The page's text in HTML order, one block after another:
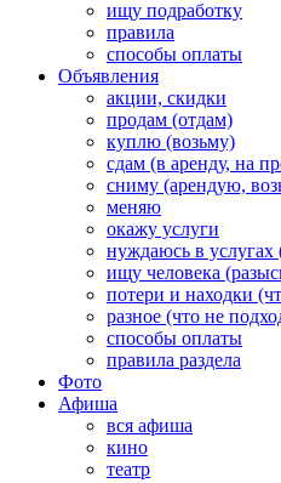
ищу подработку
правила
способы оплаты
Объявления
акции, скидки
продам (отдам)
куплю (возьму)
сдам (в аренду, на
сниму (арендую,
меняю
окажу услуги
нуждаюсь в услугах
ищу человека
потери и находки
разное (что не
способы оплаты
правила раздела
Фото
Афиша
вся афиша
кино
театр